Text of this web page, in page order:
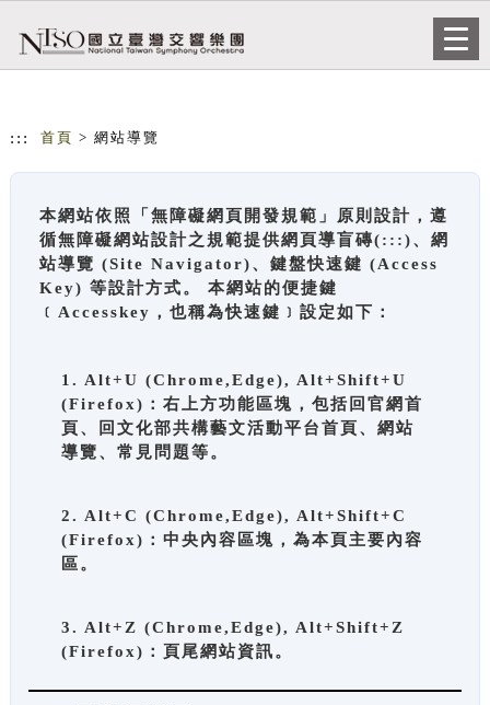
::: 首頁 > 網站導覽
本網站依照「無障礙網頁開發規範」原則設計，遵
循無障礙網站設計之規範提供網頁導盲磚(:::)、網
站導覽 (Site Navigator)、鍵盤快速鍵 (Access
Key) 等設計方式。 本網站的便捷鍵
﹝Accesskey，也稱為快速鍵﹞設定如下：
1. Alt+U (Chrome,Edge), Alt+Shift+U
(Firefox)：右上方功能區塊，包括回官網首
頁、回文化部共構藝文活動平台首頁、網站
導覽、常見問題等。
2. Alt+C (Chrome,Edge), Alt+Shift+C
(Firefox)：中央內容區塊，為本頁主要內容
區。
3. Alt+Z (Chrome,Edge), Alt+Shift+Z
(Firefox)：頁尾網站資訊。